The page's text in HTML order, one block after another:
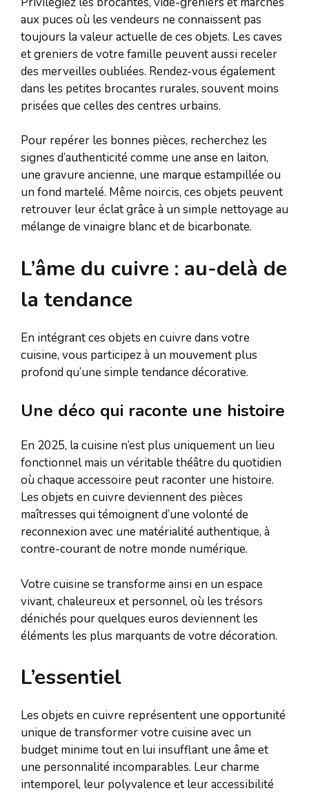
aux puces où les vendeurs ne connaissent pas
toujours la valeur actuelle de ces objets. Les caves
et greniers de votre famille peuvent aussi receler
des merveilles oubliées. Rendez-vous également
dans les petites brocantes rurales, souvent moins
prisées que celles des centres urbains.
Pour repérer les bonnes pièces, recherchez les
signes d’authenticité comme une anse en laiton,
une gravure ancienne, une marque estampillée ou
un fond martelé. Même noircis, ces objets peuvent
retrouver leur éclat grâce à un simple nettoyage au
mélange de vinaigre blanc et de bicarbonate.
L’âme du cuivre : au-delà de
la tendance
En intégrant ces objets en cuivre dans votre
cuisine, vous participez à un mouvement plus
profond qu’une simple tendance décorative.
Une déco qui raconte une histoire
En 2025, la cuisine n’est plus uniquement un lieu
fonctionnel mais un véritable théâtre du quotidien
où chaque accessoire peut raconter une histoire.
Les objets en cuivre deviennent des pièces
maîtresses qui témoignent d’une volonté de
reconnexion avec une matérialité authentique, à
contre-courant de notre monde numérique.
Votre cuisine se transforme ainsi en un espace
vivant, chaleureux et personnel, où les trésors
dénichés pour quelques euros deviennent les
éléments les plus marquants de votre décoration.
L’essentiel
Les objets en cuivre représentent une opportunité
unique de transformer votre cuisine avec un
budget minime tout en lui insufflant une âme et
une personnalité incomparables. Leur charme
intemporel, leur polyvalence et leur accessibilité